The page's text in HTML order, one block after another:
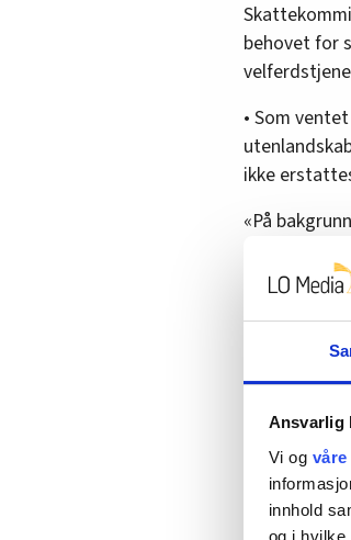
Ansvarlig
Vi og
innhold
og i hvilke
behovet for
• Som
ikke
«På
vil vi ikke
•
avgifter ble
mellomstore